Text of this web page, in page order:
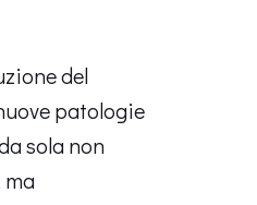
del
patologie
sola non